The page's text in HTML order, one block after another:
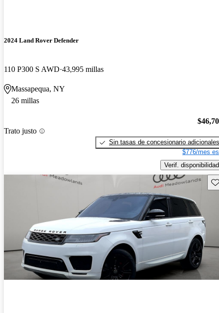
2024 Land Rover Defender
110 P300 S AWD 43,995 millas
Massapequa, NY
26 millas
Trato justo
Sin tasas de concesionario adicionales
$776/mes
Verif. disponibilidad